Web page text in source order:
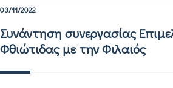
03/11/2022
Συνάντηση συνεργασίας
Φθιώτιδας με την Φιλαιός